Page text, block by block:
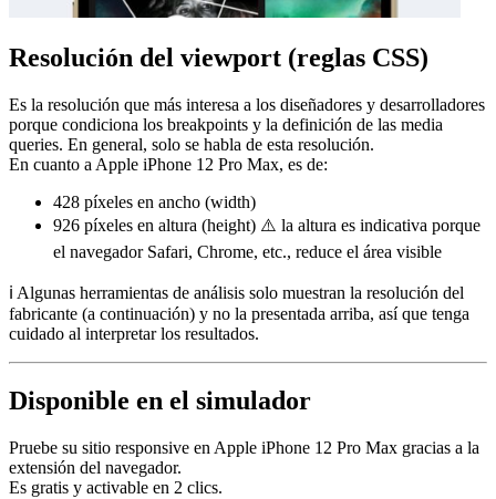
Resolución del viewport (reglas CSS)
Es la resolución que más interesa a los diseñadores y desarrolladores
porque condiciona los breakpoints y la definición de las media
queries. En general, solo se habla de esta resolución.
En cuanto a Apple iPhone 12 Pro Max, es de:
428 píxeles en ancho (width)
926 píxeles en altura (height) ⚠️ la altura es indicativa porque
el navegador Safari, Chrome, etc., reduce el área visible
ℹ️ Algunas herramientas de análisis solo muestran la resolución del
fabricante (a continuación) y no la presentada arriba, así que tenga
cuidado al interpretar los resultados.
Disponible en el simulador
Pruebe su sitio responsive en Apple iPhone 12 Pro Max gracias a la
extensión del navegador.
Es gratis y activable en 2 clics.